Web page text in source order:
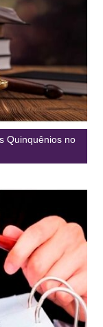
Quinquênios no